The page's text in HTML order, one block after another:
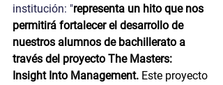
institución: "representa un hito que nos
permitirá fortalecer el desarrollo de
nuestros alumnos de bachillerato a
través del proyecto The Masters:
Insight Into Management. Este proyecto